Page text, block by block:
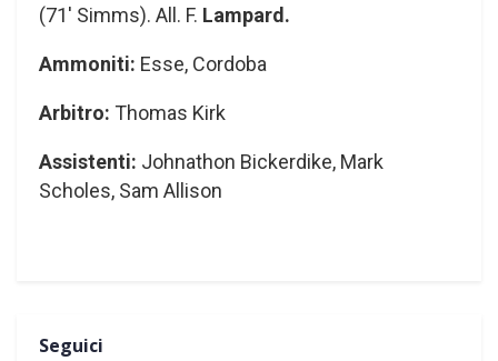
(71′ Simms). All. F. Lampard.
Ammoniti: Esse, Cordoba
Arbitro: Thomas Kirk
Assistenti: Johnathon Bickerdike, Mark
Scholes, Sam Allison
Seguici